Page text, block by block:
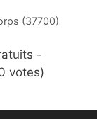
(37700)
-
votes)